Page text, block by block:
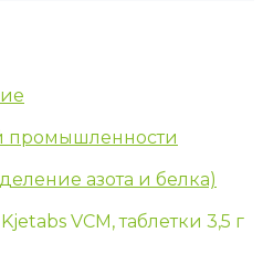
промышленности
азота и белка)
VCM, таблетки 3,5 г